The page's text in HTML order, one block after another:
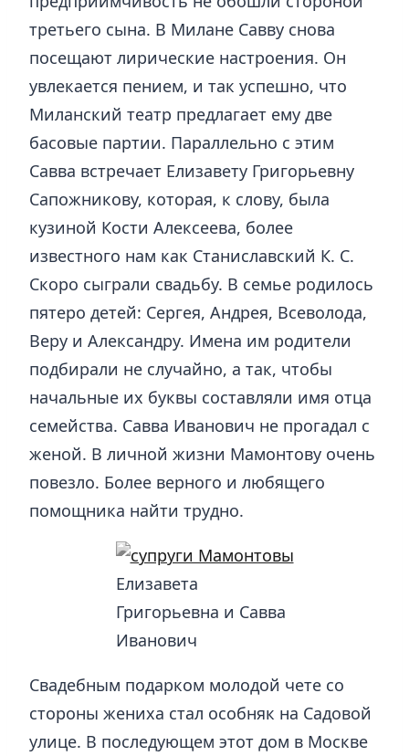
третьего сына. В Милане Савву снова
посещают лирические настроения. Он
увлекается пением, и так успешно, что
Миланский театр предлагает ему две
басовые партии. Параллельно с этим
Савва встречает Елизавету Григорьевну
Сапожникову, которая, к слову, была
кузиной Кости Алексеева, более
известного нам как Станиславский К. С.
Скоро сыграли свадьбу. В семье родилось
пятеро детей: Сергея, Андрея, Всеволода,
Веру и Александру. Имена им родители
подбирали не случайно, а так, чтобы
начальные их буквы составляли имя отца
семейства. Савва Иванович не прогадал с
женой. В личной жизни Мамонтову очень
повезло. Более верного и любящего
помощника найти трудно.
Елизавета
Григорьевна и Савва
Иванович
Свадебным подарком молодой чете со
стороны жениха стал особняк на Садовой
улице. В последующем этот дом в Москве